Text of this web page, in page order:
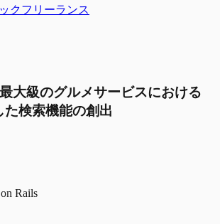
クフリーランス
大級のグルメサービスにおける
検索機能の創出
Rails